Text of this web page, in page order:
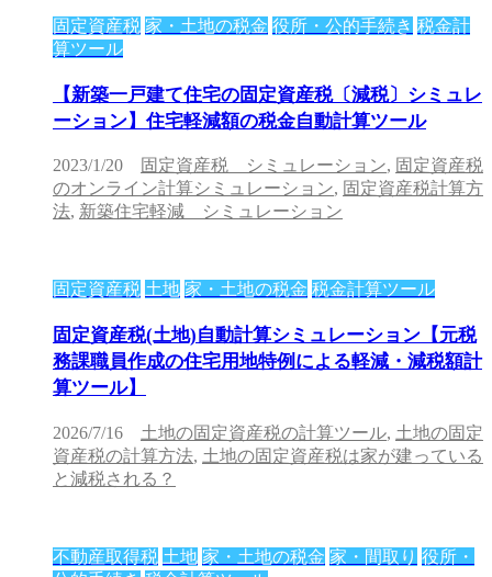
固定資産税 家・土地の税金 役所・公的手続き 税金計
算ツール
【新築一戸建て住宅の固定資産税〔減税〕シミュレ
ーション】住宅軽減額の税金自動計算ツール
2023/1/20 固定資産税 シミュレーション, 固定資産税
のオンライン計算シミュレーション, 固定資産税計算方
法, 新築住宅軽減 シミュレーション
固定資産税 土地 家・土地の税金 税金計算ツール
固定資産税(土地)自動計算シミュレーション【元税
務課職員作成の住宅用地特例による軽減・減税額計
算ツール】
2026/7/16 土地の固定資産税の計算ツール, 土地の固定
資産税の計算方法, 土地の固定資産税は家が建っている
と減税される？
不動産取得税 土地 家・土地の税金 家・間取り 役所・